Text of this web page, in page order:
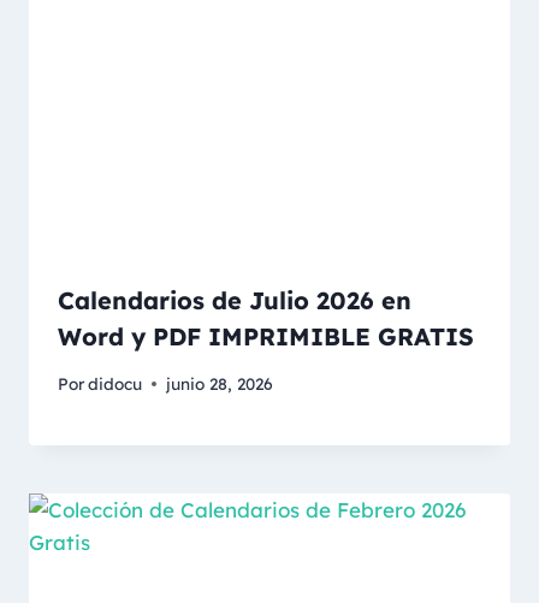
Calendarios de Julio 2026 en
Word y PDF IMPRIMIBLE GRATIS
Pordidocu junio 28, 2026